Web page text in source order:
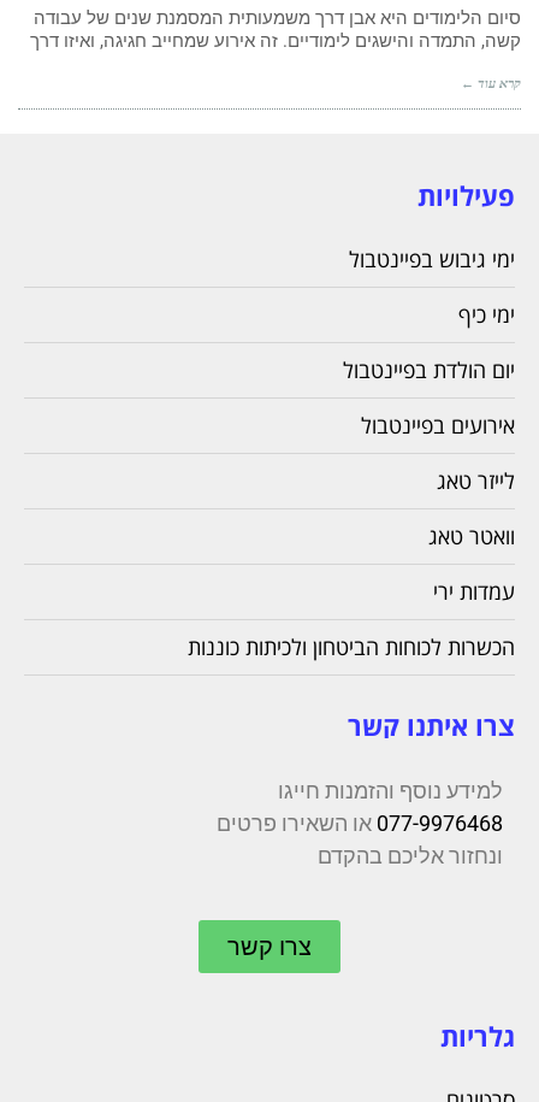
סיום הלימודים היא אבן דרך משמעותית המסמנת שנים של עבודה
קשה, התמדה והישגים לימודיים. זה אירוע שמחייב חגיגה, ואיזו דרך
קרא עוד ←
פעילויות
ימי גיבוש בפיינטבול
ימי כיף
יום הולדת בפיינטבול
אירועים בפיינטבול
לייזר טאג
וואטר טאג
עמדות ירי
הכשרות לכוחות הביטחון ולכיתות כוננות
צרו איתנו קשר
למידע נוסף והזמנות חייגו
077-9976468 או השאירו פרטים
ונחזור אליכם בהקדם
צרו קשר
גלריות